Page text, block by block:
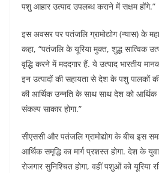
पशु आहार उत्पाद उपलब्ध कराने में सक्षम होंगे.”
इस अवसर पर पतंजलि ग्रामोद्योग (न्यास) के
कहा, “पतंजलि के यूरिया मुक्त, शुद्ध सात्विक
वृद्धि करने में मददगार हैं. ये उत्पाद भारतीय
इन उत्पादों की सहायता से देश के पशु पालकों
की आर्थिक उन्नति के साथ साथ देश को आर्थिक
संकल्प साकार होगा.”
सीएससी और पतंजलि ग्रामोद्योग के बीच इस
आर्थिक समृद्धि का मार्ग प्रशस्त होगा. देश के
रोजगार सुनिश्चित होगा, वहीं पशुओं को